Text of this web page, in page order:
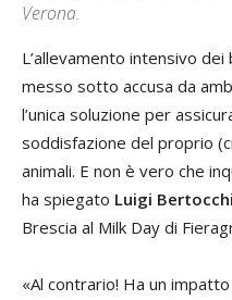
Verona.
L’allevamento intensivo
messo sotto accusa da
l’unica soluzione per
soddisfazione del proprio
animali. E non è vero che
ha spiegato Luigi Bertocchi
Brescia al Milk Day di
«Al contrario! Ha un